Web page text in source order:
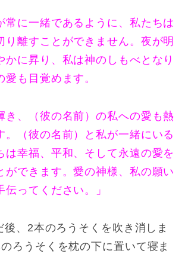
常に一緒であるように、私たちは
り離すことができません。夜が明
かに昇り、私は神のしもべとなり
愛も目覚めます。
き、（彼の名前）の私への愛も熱
。（彼の名前）と私が一緒にいる
は幸福、平和、そして永遠の愛を
ができます。愛の神様、私の願い
伝ってください。」
後、2本のろうそくを吹き消しま
ろうそくを枕の下に置いて寝ま